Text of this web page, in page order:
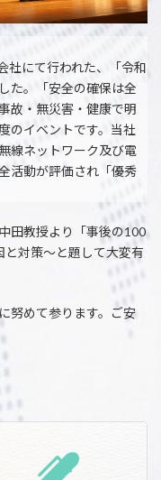
社にて行われた、「令和
た。「安全の確保は全
故・無災害・健康で明
のイベントです。当社
線ネットワーク及び電
活動が評価され「優秀
田教授より「事後の100
と対策～と題して大変有
努めて参ります。ご安